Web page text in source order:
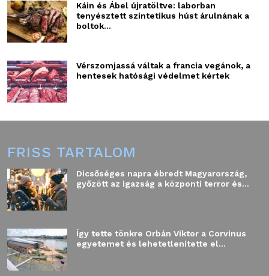
Káin és Ábel újratöltve: laborban
tenyésztett szintetikus húst árulnának a
boltok...
Vérszomjassá váltak a francia vegánok, a
hentesek hatósági védelmet kértek
FRISS TARTALOM
Dicsőséges napra ébredt Magyarország,
győzött az igazság a központi terror és...
Így tette tönkre Orbán Viktor a Corvinus
egyetemet és lehetetlenítette el...